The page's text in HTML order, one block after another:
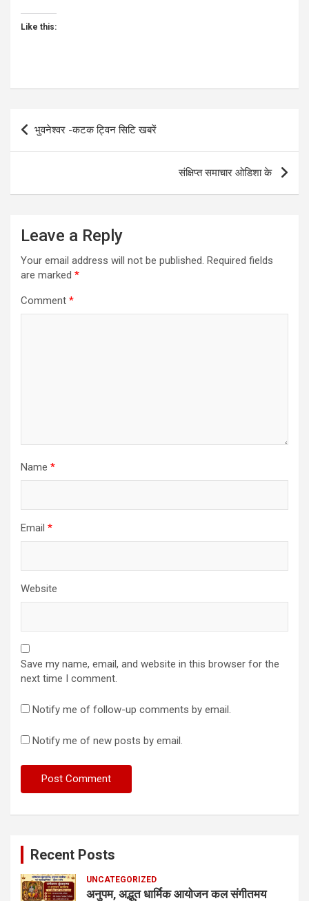
Like this:
Post
navigation
भुवनेश्वर -कटक ट्विन सिटि खबरें
संक्षिप्त समाचार ओडिशा के
Leave a Reply
Your email address will not be published. Required fields
are marked *
Comment *
Name *
Email *
Website
Save my name, email, and website in this browser for the
next time I comment.
Notify me of follow-up comments by email.
Notify me of new posts by email.
Recent Posts
UNCATEGORIZED
अनुपम, अद्भुत धार्मिक आयोजन कल संगीतमय